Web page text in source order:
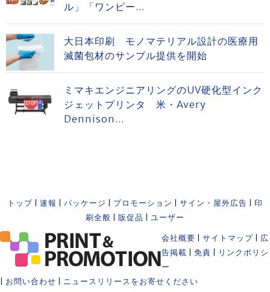
ル」「ワンピー...
大日本印刷 モノマテリアル設計の医療用
滅菌包材のサンプル提供を開始
ミマキエンジニアリングのUV硬化型インク
ジェットプリンタ 米・Avery
Dennison...
トップ 速報 パッケージ プロモーション サイン・屋外広告
印
刷全般
販促品 ユーザー
会社概要 サイトマップ
広
告掲載
免責
リンクポリシ
ー
お問い合わせ ニュースリリースをお寄せください